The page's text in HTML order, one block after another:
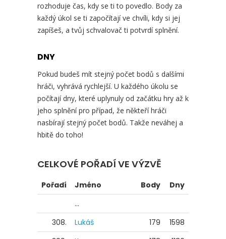
rozhoduje čas, kdy se ti to povedlo. Body za
každý úkol se ti započítají ve chvíli, kdy si jej
zapíšeš, a tvůj schvalovač ti potvrdí splnění.
DNY
Pokud budeš mít stejný počet bodů s dalšími
hráči, vyhrává rychlejší. U každého úkolu se
počítají dny, které uplynuly od začátku hry až k
jeho splnění pro případ, že někteří hráči
nasbírají stejný počet bodů. Takže neváhej a
hbitě do toho!
CELKOVÉ POŘADÍ VE VÝZVĚ
Pořadí Jméno Body
Dny
...
308.
Lukáš 179
1598